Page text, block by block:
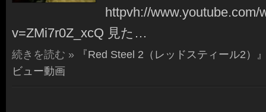
httpvh://www.youtube.com/
v=ZMi7r0Z_xcQ 見た…
続きを読む »
『Red Steel 2（レッドスティール2）
ビュー動画